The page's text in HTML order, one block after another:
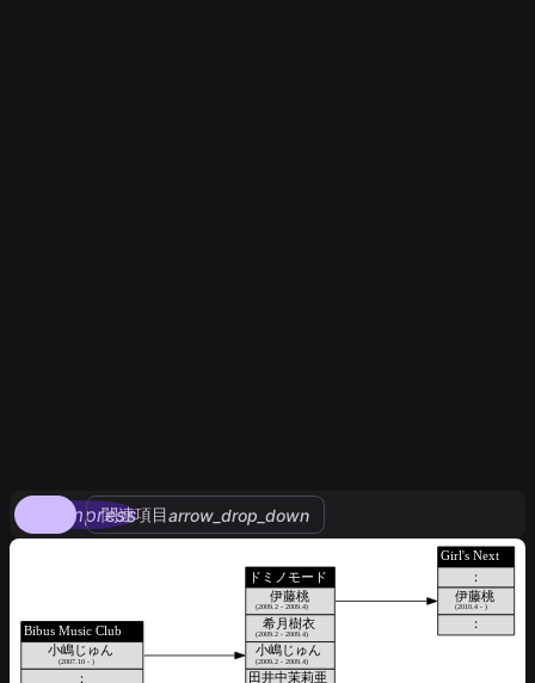
compress
関連項目arrow_drop_down